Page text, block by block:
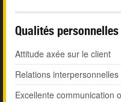
Qualités personnelles
Attitude axée sur le client
Relations
Excellente communication